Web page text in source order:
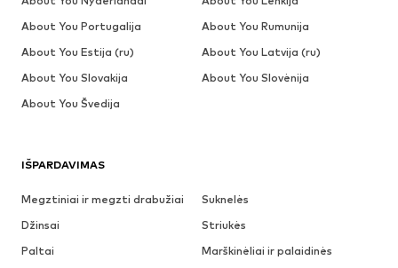
IŠPARDAVIMAS
Megztiniai ir megzti drabužiai
Suknelės
Džinsai
Striukės
Paltai
Marškinėliai ir palaidinės
About You Portugalija
About You Rumunija
About You Estija (ru)
About You Latvija (ru)
About You Slovakija
About You Slovėnija
About You Švedija